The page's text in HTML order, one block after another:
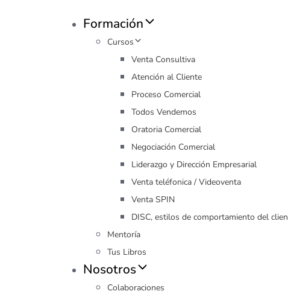
Formación
Cursos
Venta Consultiva
Atención al Cliente
Proceso Comercial
Todos Vendemos
Oratoria Comercial
Negociación Comercial
Liderazgo y Dirección Empresarial
Venta teléfonica / Videoventa
Venta SPIN
DISC, estilos de comportamiento del
Mentoría
Tus Libros
Nosotros
Colaboraciones